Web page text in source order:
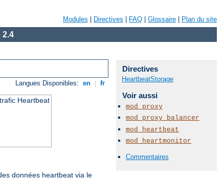
Modules Directives FAQ Glossaire Plan du site
2.4
Langues Disponibles: en fr
Heartbeat
données heartbeat via le
Directives
HeartbeatStorage
Voir aussi
mod_proxy
mod_proxy_balancer
mod_heartbeat
mod_heartmonitor
Commentaires